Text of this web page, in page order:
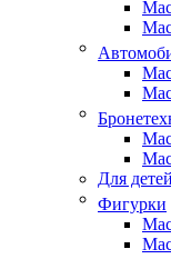
Для детей
Фигурки